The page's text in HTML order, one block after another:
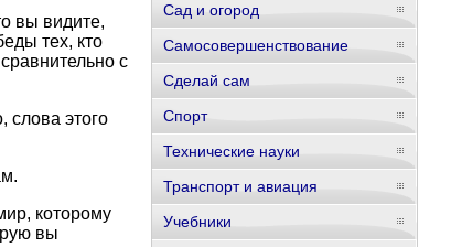
вы видите,
тех, кто
с
слова этого
которому
вы
Сад и огород
Самосовершенствование
Сделай сам
Спорт
Технические науки
Транспорт и авиация
Учебники